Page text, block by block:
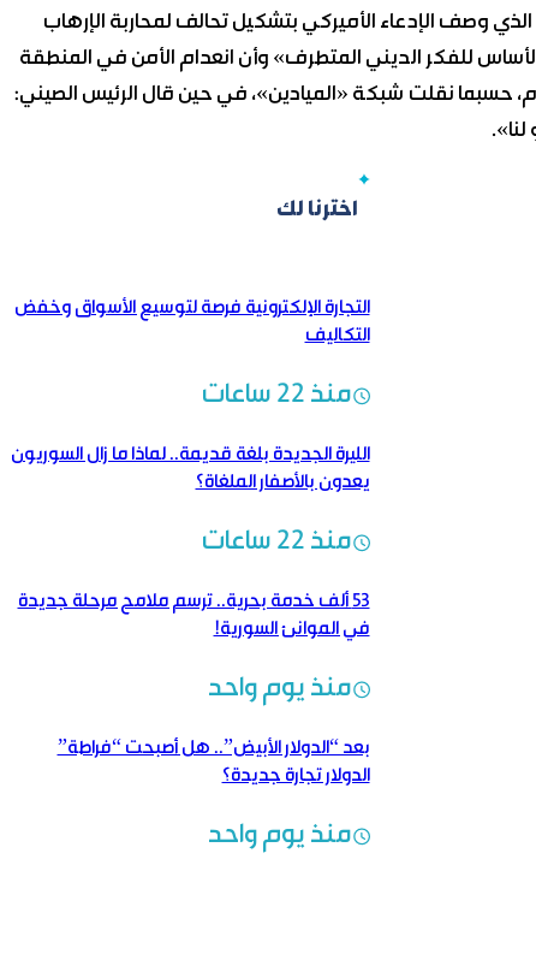
وصف الإدعاء الأميركي بتشكيل تحالف لمحاربة الإرهاب
للفكر الديني المتطرف» وأن انعدام الأمن في المنطقة
حسبما نقلت شبكة «الميادين»، في حين قال الرئيس الصيني:
اخترنا لك
التجارة الإلكترونية فرصة لتوسيع الأسواق وخفض
التكاليف
منذ 22 ساعات
الليرة الجديدة بلغة قديمة..‏ لماذا ما زال السوريون
يعدون بالأصفار الملغاة؟
منذ 22 ساعات
53 ألف خدمة بحرية.. ترسم ملامح مرحلة جديدة
في الموانئ السورية!
منذ يوم واحد
بعد “الدولار الأبيض”.. هل أصبحت “فراطة”
الدولار تجارة جديدة؟
منذ يوم واحد